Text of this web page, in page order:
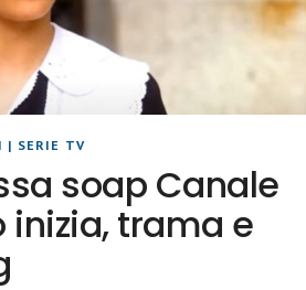
| SERIE TV
soap Canale
inizia, trama e